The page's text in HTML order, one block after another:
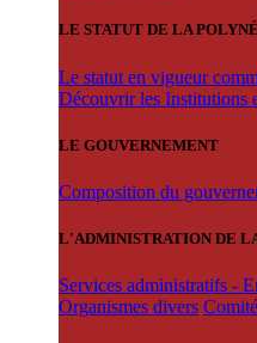
LE STATUT DE LA
Le statut en vigueur
Découvrir les Institutions
LE GOUVERNEMENT
Composition du
L'ADMINISTRATION DE
Services administratifs -
Organismes divers